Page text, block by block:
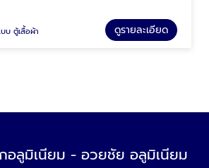
บ ตู้เสื้อผ้า ดูรายละเอียด
อลูมิเนียม - อวยชัย อลูมิเนียม